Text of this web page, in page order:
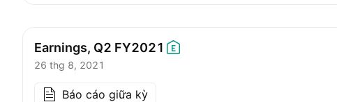
Earnings, Q2 FY2021
26 thg 8, 2021
Báo cáo giữa kỳ